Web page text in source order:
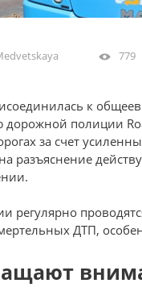
779
к
дорожной полиции
за счет
разъяснение
регулярно
ДТП,